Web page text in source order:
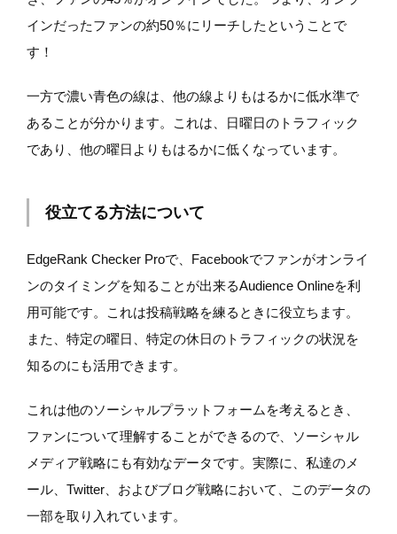
インだったファンの約50％にリーチしたということで
す！
一方で濃い青色の線は、他の線よりもはるかに低水準で
あることが分かります。これは、日曜日のトラフィック
であり、他の曜日よりもはるかに低くなっています。
役立てる方法について
EdgeRank Checker Proで、Facebookでファンがオンライ
ンのタイミングを知ることが出来るAudience Onlineを利
用可能です。これは投稿戦略を練るときに役立ちます。
また、特定の曜日、特定の休日のトラフィックの状況を
知るのにも活用できます。
これは他のソーシャルプラットフォームを考えるとき、
ファンについて理解することができるので、ソーシャル
メディア戦略にも有効なデータです。実際に、私達のメ
ール、Twitter、およびブログ戦略において、このデータの
一部を取り入れています。